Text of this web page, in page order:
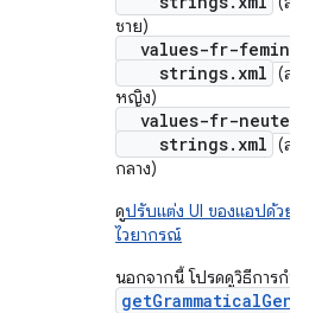
ชาย)
values-fr-
strings.xml (สต
หญิง)
values-fr-neuter/
strings.xml (สต
กลาง)
ดูปรับแต่ง UI ของแอปด้วย
ไวยากรณ์
นอกจากนี้ โปรดดูวิธีการกำ